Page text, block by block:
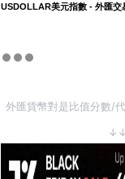
USDOLLAR美元指數 - 外匯交
外匯貨幣對是比值分數/